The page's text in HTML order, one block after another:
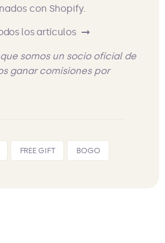
con Shopify.
los artículos
somos un socio oficial de
ganar comisiones por
FREE GIFT BOGO